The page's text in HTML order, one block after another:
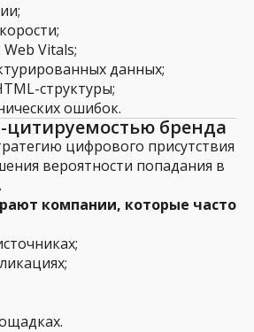
Vitals;
данных;
структуры;
ошибок.
цитируемостью бренда
цифрового присутствия
вероятности попадания в
компании, которые часто